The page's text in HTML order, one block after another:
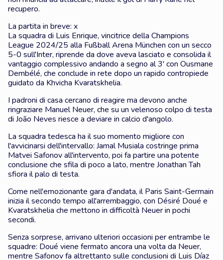
recupero.
La partita in breve: x
La squadra di Luis Enrique, vincitrice della Champions
League 2024/25 alla Fußball Arena München con un secco
5-0 sull'Inter, riprende da dove aveva lasciato e consolida il
vantaggio complessivo andando a segno al 3' con Ousmane
Dembélé, che conclude in rete dopo un rapido contropiede
guidato da Khvicha Kvaratskhelia.
I padroni di casa cercano di reagire ma devono anche
ringraziare Manuel Neuer, che su un velenoso colpo di testa
di João Neves riesce a deviare in calcio d'angolo.
La squadra tedesca ha il suo momento migliore con
l'avvicinarsi dell'intervallo: Jamal Musiala costringe prima
Matvei Safonov all'intervento, poi fa partire una potente
conclusione che sfila di poco a lato, mentre Jonathan Tah
sfiora il palo di testa.
Come nell'emozionante gara d'andata, il Paris Saint-Germain
inizia il secondo tempo all'arrembaggio, con Désiré Doué e
Kvaratskhelia che mettono in difficoltà Neuer in pochi
secondi.
Senza sorprese, arrivano ulteriori occasioni per entrambe le
squadre: Doué viene fermato ancora una volta da Neuer,
mentre Safonov fa altrettanto sulle conclusioni di Luis Díaz